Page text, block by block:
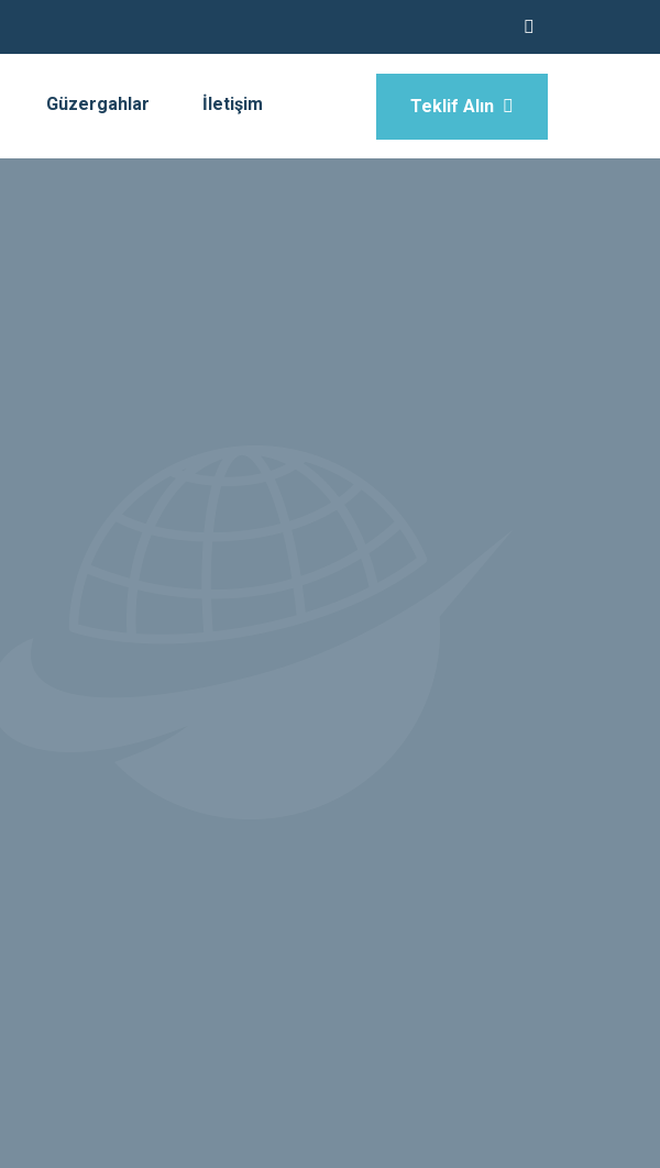
Güzergahlar İletişim Teklif Alın